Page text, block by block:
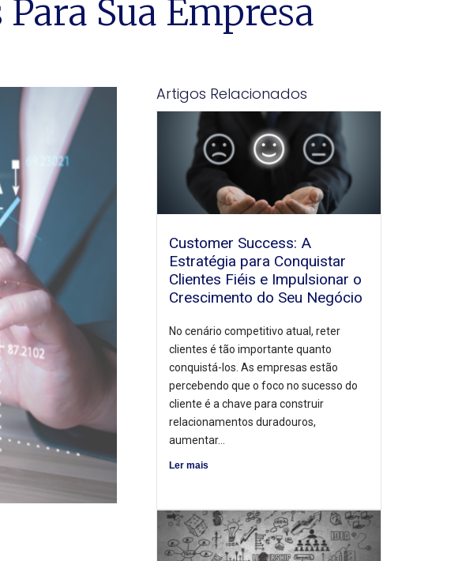
Sua Empresa
Artigos Relacionados
Customer Success: A
Estratégia para Conquistar
Clientes Fiéis e Impulsionar o
Crescimento do Seu Negócio
No cenário competitivo atual, reter
clientes é tão importante quanto
conquistá-los. As empresas estão
percebendo que o foco no sucesso do
cliente é a chave para construir
relacionamentos duradouros,
aumentar...
Ler mais